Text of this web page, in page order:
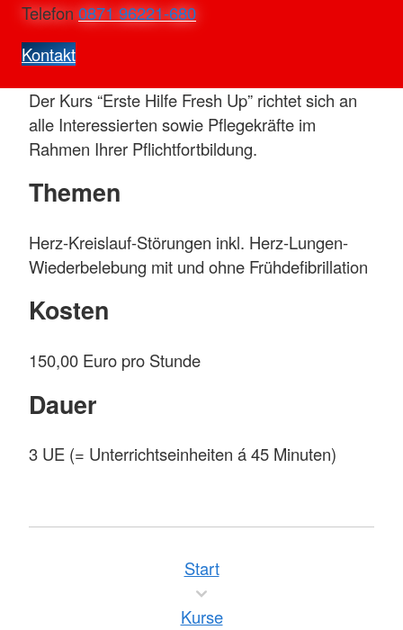
Telefon 0871 96221-680
Kontakt
Der Kurs “Erste Hilfe Fresh Up” richtet sich an
alle Interessierten sowie Pflegekräfte im
Rahmen Ihrer Pflichtfortbildung.
Themen
Herz-Kreislauf-Störungen inkl. Herz-Lungen-
Wiederbelebung mit und ohne Frühdefibrillation
Kosten
150,00 Euro pro Stunde
Dauer
3 UE (= Unterrichtseinheiten á 45 Minuten)
Start
Kurse